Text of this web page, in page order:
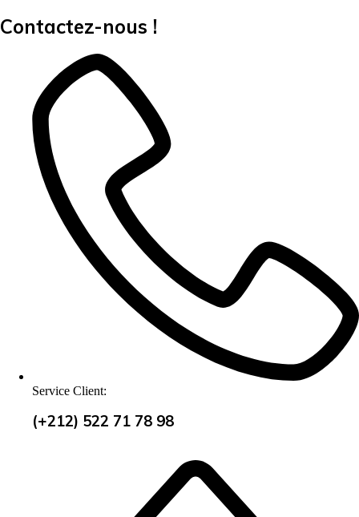
Contactez-nous !
Service Client:
(+212) 522 71 78 98